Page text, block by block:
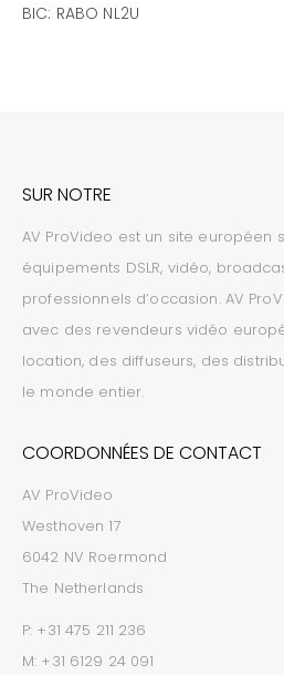
BIC: RABO NL2U
SUR NOTRE
AV ProVideo est un site européen
équipements DSLR, vidéo,
professionnels d’occasion. AV
avec des revendeurs vidéo
location, des diffuseurs, des
le monde entier.
COORDONNÉES DE CONTACT
AV ProVideo
Westhoven 17
6042 NV Roermond
The Netherlands
P: +31 475 211 236
M: +31 6129 24 091